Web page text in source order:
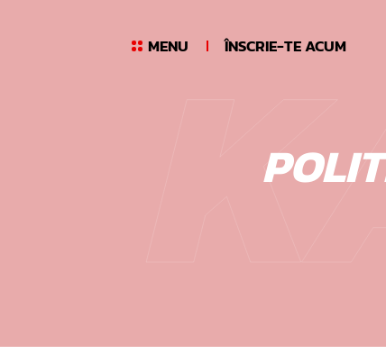
MENU ÎNSCRIE-TE ACUM